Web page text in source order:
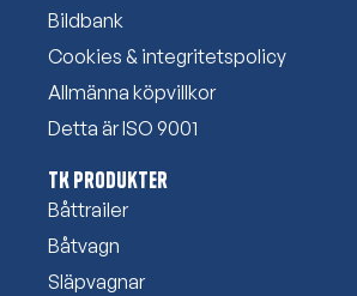
Bildbank
Cookies & integritetspolicy
Allmänna köpvillkor
Detta är ISO 9001
TK Produkter
Båttrailer
Båtvagn
Släpvagnar